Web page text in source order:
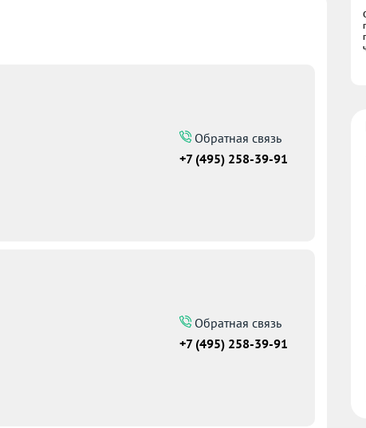
Обратная связь
+7 (495) 258-39-91
Обратная связь
+7 (495) 258-39-91